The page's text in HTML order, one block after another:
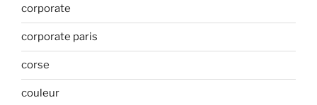
corporate
corporate paris
corse
couleur